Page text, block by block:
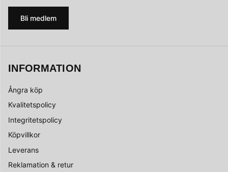
Bli medlem
INFORMATION
Ångra köp
Kvalitetspolicy
Integritetspolicy
Köpvillkor
Leverans
Reklamation & retur